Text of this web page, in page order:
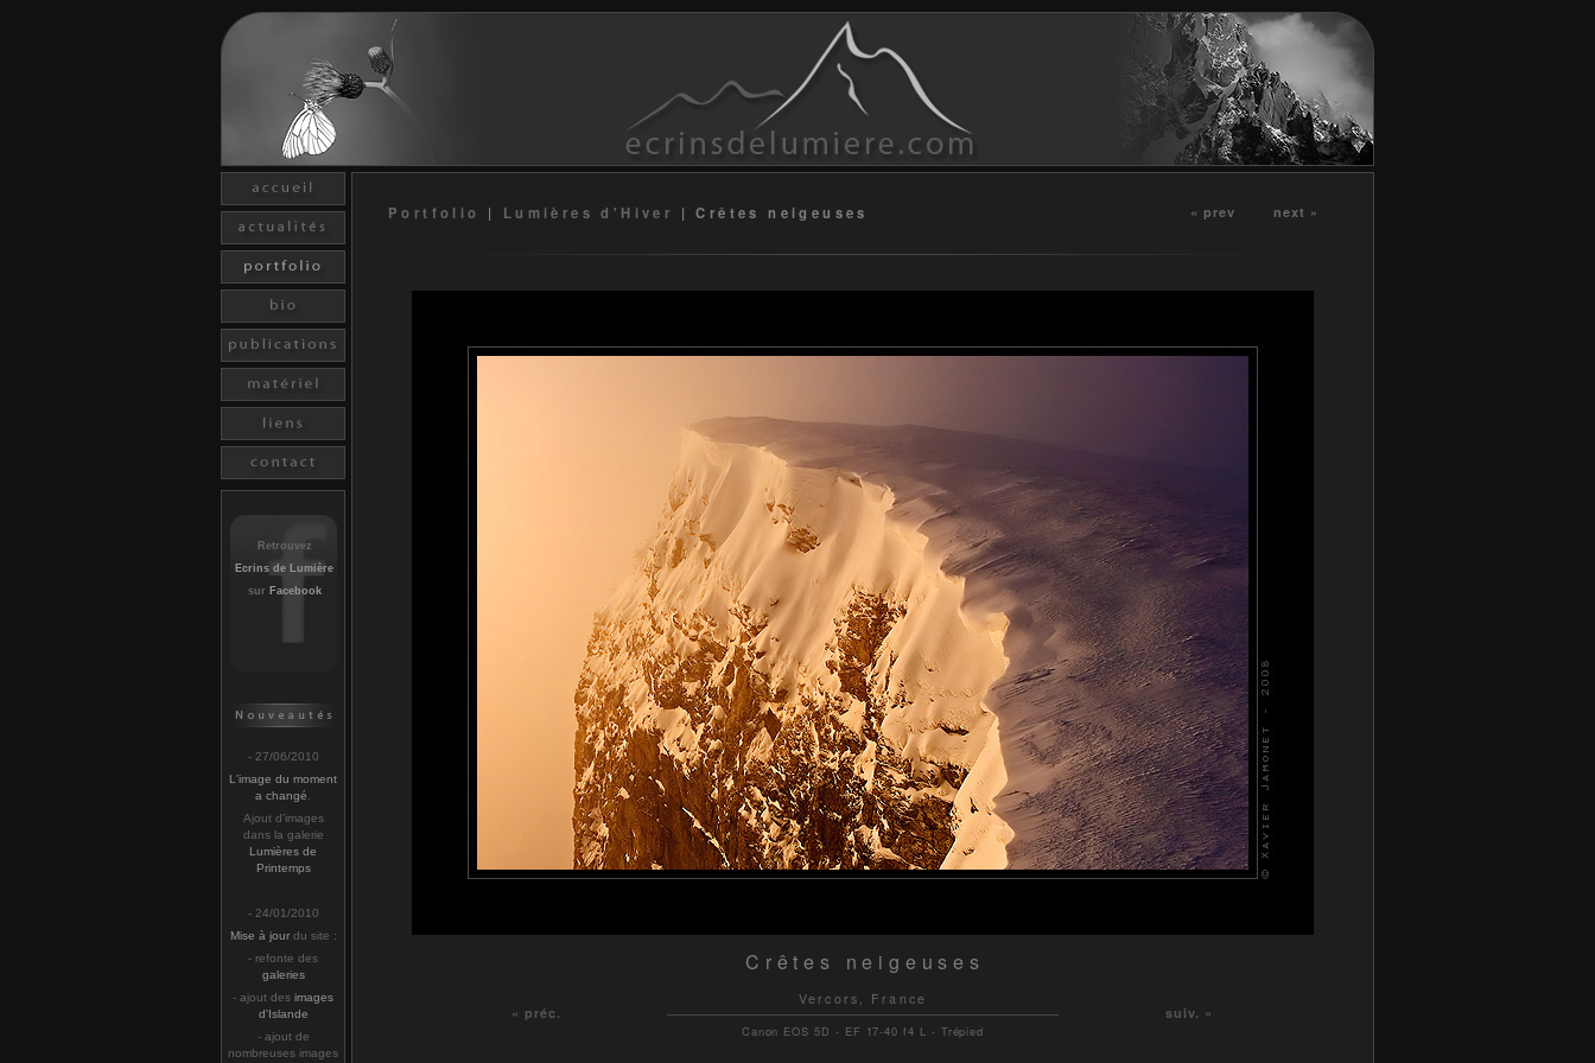
Retrouvez
Ecrins de Lumière
sur Facebook
- 27/06/2010
L'image du moment
a changé
Ajout d'images
dans la galerie
Lumières de
Printemps
- 24/01/2010
Mise à jourdu site :
- refonte des
galeries
- ajout des images
d'Islande
- ajout de
nombreuses images
« prev next »
Portfolio | Lumières d'Hiver |Crêtes neigeuses
Crêtes neigeuses
Vercors, France
Canon EOS 5D - EF 17-40 f4 L - Trépied
« préc. suiv. »